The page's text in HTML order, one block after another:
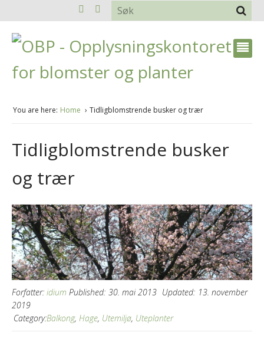
You are here: Home Tidligblomstrende busker og trær
Tidligblomstrende busker
og trær
Forfatter: idium Published: 30. mai 2013 Updated: 13. november
2019
Category:Balkong, Hage, Utemiljø, Uteplanter